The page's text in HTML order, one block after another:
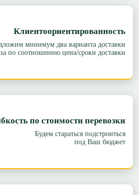
Клиентоориентированность
минимум два варианта доставки
по соотношению цена/сроки доставки
по стоимости перевозки
Будем стараться подстроиться
под Ваш бюджет